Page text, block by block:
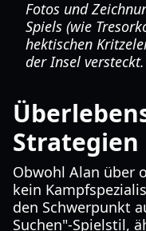
Fotos und
Spiels (wie
hektischen
der Insel versteckt.
Strategien
Obwohl Alan über
kein
den Schwerpunkt
Suchen"-Spielstil,